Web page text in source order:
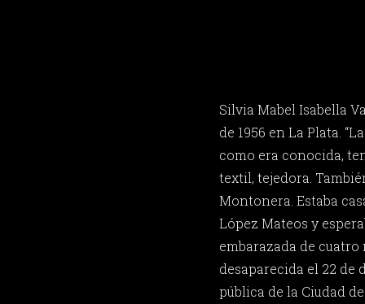
Silvia Mabel Isabella
de 1956 en La Plata.
como era conocida,
textil, tejedora.
Montonera. Estaba
López Mateos y
embarazada de cuatro
desaparecida el 22 de
pública de la Ciudad